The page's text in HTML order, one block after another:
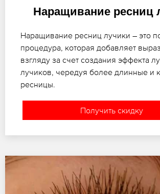
Наращивание ресниц
Наращивание ресниц лучики – это
процедура, которая добавляет
взгляду за счет создания эффекта
лучиков, чередуя более длинные и
ресницы.
Получить скидку